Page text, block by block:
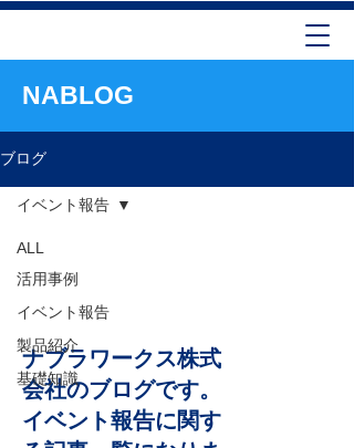
NABLOG
ブログ
ALL
活用事例
イベント報告
製品紹介
基礎知識
イベント報告
イベント報
告
ナブラワークス株式
会社のブログです。
イベント報告に関す